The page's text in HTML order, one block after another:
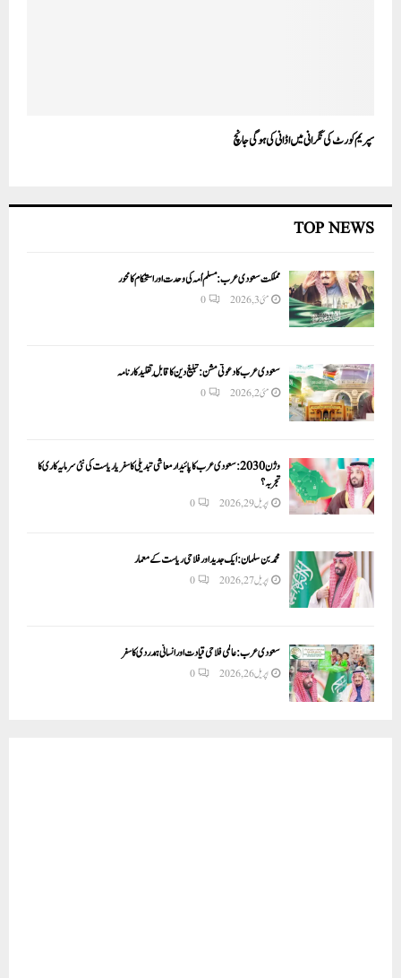
سپریم کورٹ کی نگرانی میں اڈانی کی ہوگی جانچ
TOP NEWS
مملکت سعودی عرب: مسلم اُمہ کی وحدت اور استحکام کا محور
مئی 3, 2026 0
سعودی عرب کا دعوتی مشن: تبلیغ دین کا قابلِ تقلید کارنامہ
مئی 2, 2026 0
وژن 2030:سعودی عرب کا پائیدار معاشی تبدیلی کا سفر یا ریاست کی نئی سرمایہ کاری کا
تجربہ؟
اپریل 29, 2026 0
محمد بن سلمان: ایک جدید اور فلاحی ریاست کے معمار
اپریل 27, 2026 0
سعودی عرب: عالمی فلاحی قیادت اور انسانی ہمدردی کا سفر
اپریل 26, 2026 0